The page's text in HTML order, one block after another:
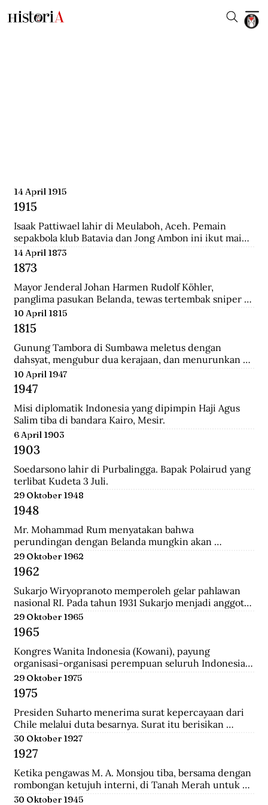
14 April 1915
1915
Isaak Pattiwael lahir di Meulaboh, Aceh. Pemain
sepakbola klub Batavia dan Jong Ambon ini ikut main
dalam Piala Dunia 1938 di Prancis.
14 April 1873
1873
Mayor Jenderal Johan Harmen Rudolf Köhler,
panglima pasukan Belanda, tewas tertembak sniper
Aceh di depan Masjid Raya Banda Aceh.
10 April 1815
1815
Gunung Tambora di Sumbawa meletus dengan
dahsyat, mengubur dua kerajaan, dan menurunkan
suhu global sehingga disebut tahun tanpa musim
panas.
10 April 1947
1947
Misi diplomatik Indonesia yang dipimpin Haji Agus
Salim tiba di bandara Kairo, Mesir.
6 April 1903
1903
Soedarsono lahir di Purbalingga. Bapak Polairud yang
terlibat Kudeta 3 Juli.
29 Oktober 1948
1948
Mr. Mohammad Rum menyatakan bahwa
perundingan dengan Belanda mungkin akan
dilanjutkan bulan depan, dan akan mendatangkan
kepastian.
29 Oktober 1962
1962
Sukarjo Wiryopranoto memperoleh gelar pahlawan
nasional RI. Pada tahun 1931 Sukarjo menjadi anggota
Volksraad bersama dr. Sutomo, ia mendirikan
Persatuan Bangsa Indonesia (PBI). Kemudia tahun
1936, pindah ke Partai Indonesia Raya (Parindra).
Seteleh kemerdekaan, Sukarjo pernah menduduki
jabatan Duta Besar Indonesia Republik Indonesia di
Vatikan, Duta Besar Luar Biasa di Italia.
29 Oktober 1965
1965
Kongres Wanita Indonesia (Kowani), payung
organisasi-organisasi perempuan seluruh Indonesia,
mengeluarkan Gerwani sebagai anggota.
29 Oktober 1975
1975
Presiden Suharto menerima surat kepercayaan dari
Chile melalui duta besarnya. Surat itu berisikan
adanya hubungan diplomatik antara Indonesia-CHile.
30 Oktober 1927
1927
Ketika pengawas M. A. Monsjou tiba, bersama dengan
rombongan ketujuh interni, di Tanah Merah untuk
menggantikan Kapten Becking sebagai penguasa
30 Oktober 1945